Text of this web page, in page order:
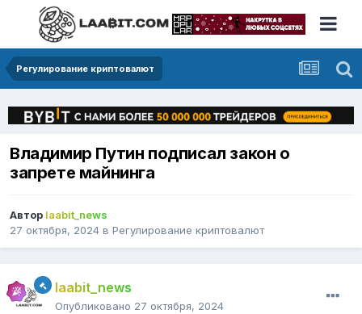
Регулирование криптовалют
Владимир Путин подписал закон о
запрете майнинга
Автор laabit_news
27 октября, 2024 в Регулирование криптовалют
laabit_news
Опубликовано 27 октября, 2024